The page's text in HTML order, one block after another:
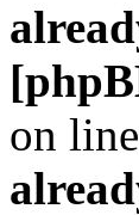
on line